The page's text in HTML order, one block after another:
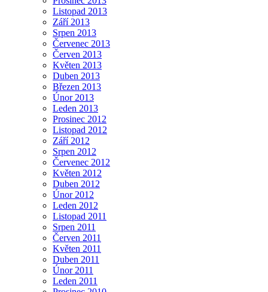
Listopad 2013
Září 2013
Srpen 2013
Červenec 2013
Červen 2013
Květen 2013
Duben 2013
Březen 2013
Únor 2013
Leden 2013
Prosinec 2012
Listopad 2012
Září 2012
Srpen 2012
Červenec 2012
Květen 2012
Duben 2012
Únor 2012
Leden 2012
Listopad 2011
Srpen 2011
Červen 2011
Květen 2011
Duben 2011
Únor 2011
Leden 2011